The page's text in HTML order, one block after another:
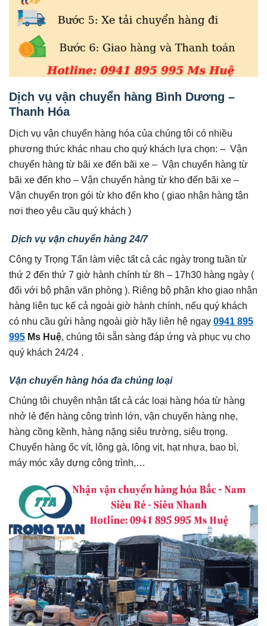
Dịch vụ vận chuyển hàng Bình Dương –
Thanh Hóa
Dịch vụ vận chuyển hàng hóa của chúng tôi có nhiều
phương thức khác nhau cho quý khách lựa chọn: – Vận
chuyển hàng từ bãi xe đến bãi xe – Vận chuyển hàng từ
bãi xe đến kho – Vận chuyển hàng từ kho đến bãi xe –
Vận chuyển trọn gói từ kho đến kho ( giao nhận hàng tận
nơi theo yêu cầu quý khách )
Dịch vụ vận chuyển hàng 24/7
Công ty Trọng Tấn làm việc tất cả các ngày trong tuần từ
thứ 2 đến thứ 7 giờ hành chính từ 8h – 17h30 hàng ngày (
đối với bộ phận văn phòng ). Riêng bộ phận kho giao nhận
hàng liên tục kế cả ngoài giờ hành chính, nếu quý khách
có nhu cầu gửi hàng ngoài giờ hãy liên hệ ngay 0941 895
995 Ms Huệ, chúng tôi sẵn sàng đáp ứng và phục vụ cho
quý khách 24/24 .
Vận chuyển hàng hóa đa chủng loại
Chúng tôi chuyên nhận tất cả các loại hàng hóa từ hàng
nhở lẻ đến hàng công trình lớn, vận chuyển hàng nhẹ,
hàng cồng kềnh, hàng nặng siêu trường, siêu trọng.
Chuyển hàng ốc vít, lông gà, lông vịt, hạt nhựa, bao bì,
máy móc xây dựng công trình,…